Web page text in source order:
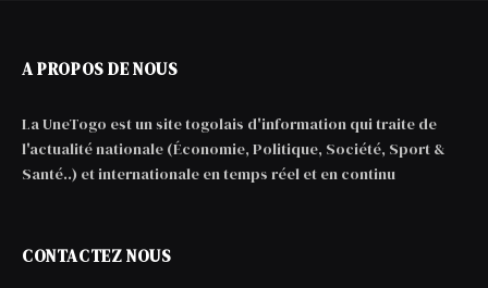
A PROPOS DE NOUS
La UneTogo est un site togolais d'information qui traite de
l'actualité nationale (Économie, Politique, Société, Sport &
Santé..) et internationale en temps réel et en continu
CONTACTEZ NOUS